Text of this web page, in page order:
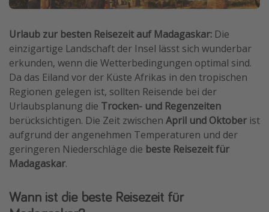
Japan Rundreise
Reisethemen
Alle Reisethemen
Wellnessurlaub
Disneyland Paris
Roadtrips
Wochenendtrip
Singlereisen
Gruppenreisen
Urlaub zur besten Reisezeit auf Madagaskar: Die
einzigartige Landschaft der Insel lässt sich wunderbar
erkunden, wenn die Wetterbedingungen optimal sind.
Da das Eiland vor der Küste Afrikas in den tropischen
Regionen gelegen ist, sollten Reisende bei der
Urlaubsplanung die Trocken- und Regenzeiten
berücksichtigen. Die Zeit zwischen April und Oktober ist
aufgrund der angenehmen Temperaturen und der
geringeren Niederschläge die beste Reisezeit für
Madagaskar.
Wann ist die beste Reisezeit für